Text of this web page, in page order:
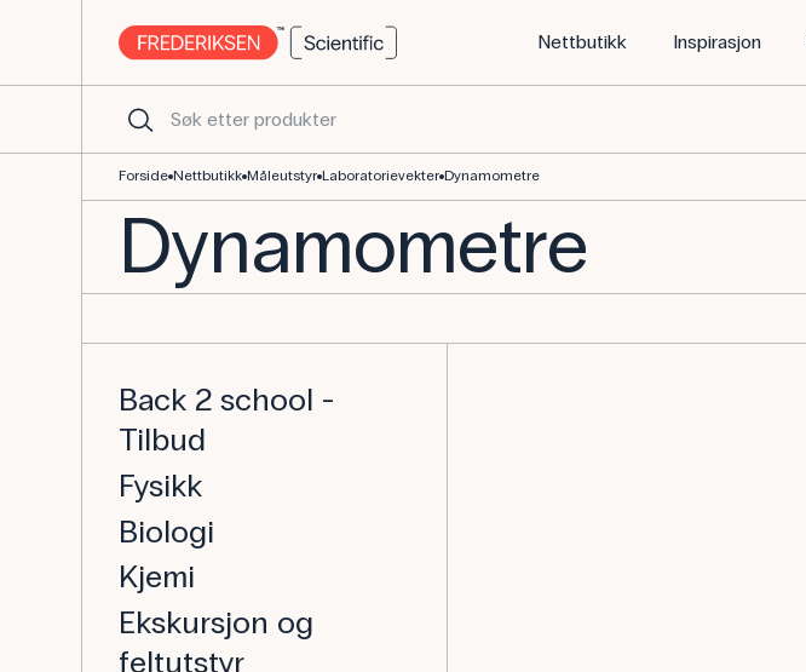
Nettbutikk Inspirasjon
Forside Nettbutikk Måleutstyr Laboratorievekter Dynamometre
Dynamometre
Back 2 school -
Tilbud
Fysikk
Biologi
Kjemi
Ekskursjon og
feltutstyr